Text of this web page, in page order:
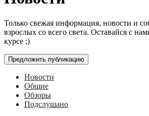
Только свежая информация, новости и
взрослых со всего света. Оставайся с
курсе ;)
Предложить публикацию
Новости
Общие
Обзоры
Подслушано